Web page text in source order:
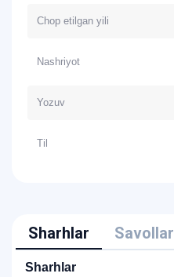
Chop etilgan yili
Nashriyot
Yozuv
Til
Sharhlar Savollar
Sharhlar